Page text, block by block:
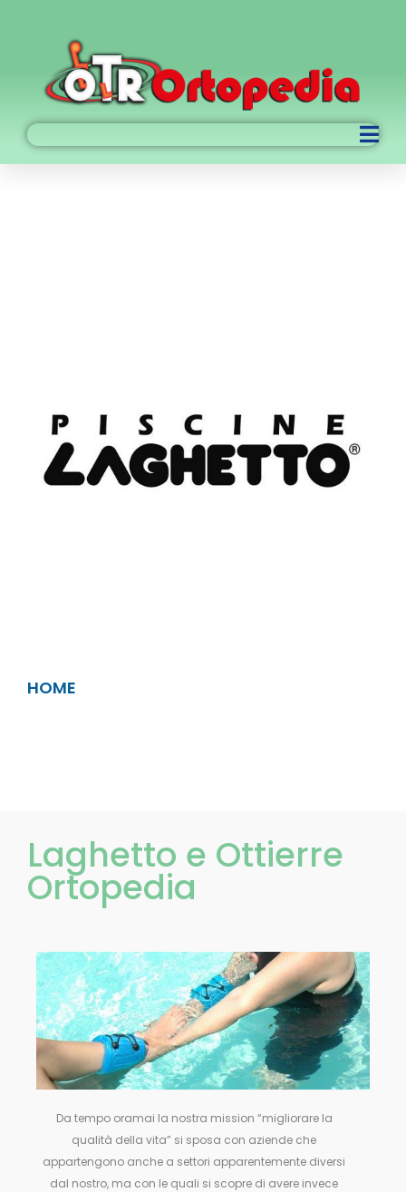
HOME
Laghetto e Ottierre
Ortopedia
Da tempo oramai la nostra mission “migliorare la
qualità della vita” si sposa con aziende che
appartengono anche a settori apparentemente diversi
dal nostro, ma con le quali si scopre di avere invece